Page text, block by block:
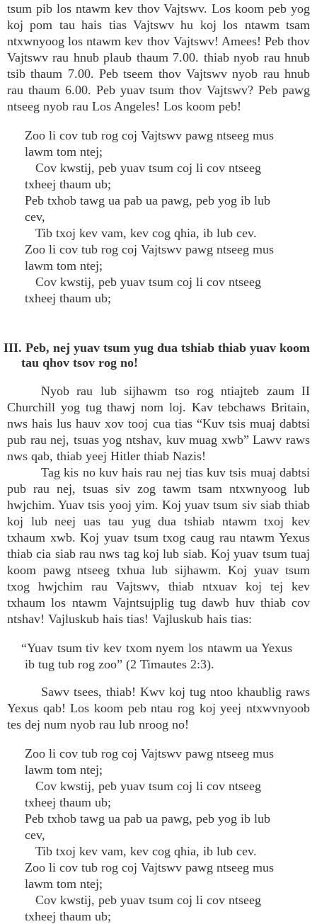
tsum pib los ntawm kev thov Vajtswv. Los koom peb yog
koj pom tau hais tias Vajtswv hu koj los ntawm tsam
ntxwnyoog los ntawm kev thov Vajtswv! Amees! Peb thov
Vajtswv rau hnub plaub thaum 7.00. thiab nyob rau hnub
tsib thaum 7.00. Peb tseem thov Vajtswv nyob rau hnub
rau thaum 6.00. Peb yuav tsum thov Vajtswv? Peb pawg
ntseeg nyob rau Los Angeles! Los koom peb!
Zoo li cov tub rog coj Vajtswv pawg ntseeg mus
lawm tom ntej;
Cov kwstij, peb yuav tsum coj li cov ntseeg
txheej thaum ub;
Peb txhob tawg ua pab ua pawg, peb yog ib lub
cev,
Tib txoj kev vam, kev cog qhia, ib lub cev.
Zoo li cov tub rog coj Vajtswv pawg ntseeg mus
lawm tom ntej;
Cov kwstij, peb yuav tsum coj li cov ntseeg
txheej thaum ub;
III. Peb, nej yuav tsum yug dua tshiab thiab yuav koom
tau qhov tsov rog no!
Nyob rau lub sijhawm tso rog ntiajteb zaum II
Churchill yog tug thawj nom loj. Kav tebchaws Britain,
nws hais lus hauv xov tooj cua tias “Kuv tsis muaj dabtsi
pub rau nej, tsuas yog ntshav, kuv muag xwb” Lawv raws
nws qab, thiab yeej Hitler thiab Nazis!
Tag kis no kuv hais rau nej tias kuv tsis muaj dabtsi
pub rau nej, tsuas siv zog tawm tsam ntxwnyoog lub
hwjchim. Yuav tsis yooj yim. Koj yuav tsum siv siab thiab
koj lub neej uas tau yug dua tshiab ntawm txoj kev
txhaum xwb. Koj yuav tsum txog caug rau ntawm Yexus
thiab cia siab rau nws tag koj lub siab. Koj yuav tsum tuaj
koom pawg ntseeg txhua lub sijhawm. Koj yuav tsum
txog hwjchim rau Vajtswv, thiab ntxuav koj tej kev
txhaum los ntawm Vajntsujplig tug dawb huv thiab cov
ntshav! Vajluskub hais tias! Vajluskub hais tias:
“Yuav tsum tiv kev txom nyem los ntawm ua Yexus
ib tug tub rog zoo” (2 Timautes 2:3).
Sawv tsees, thiab! Kwv koj tug ntoo khaublig raws
Yexus qab! Los koom peb ntau rog koj yeej ntxwvnyoob
tes dej num nyob rau lub nroog no!
Zoo li cov tub rog coj Vajtswv pawg ntseeg mus
lawm tom ntej;
Cov kwstij, peb yuav tsum coj li cov ntseeg
txheej thaum ub;
Peb txhob tawg ua pab ua pawg, peb yog ib lub
cev,
Tib txoj kev vam, kev cog qhia, ib lub cev.
Zoo li cov tub rog coj Vajtswv pawg ntseeg mus
lawm tom ntej;
Cov kwstij, peb yuav tsum coj li cov ntseeg
txheej thaum ub;